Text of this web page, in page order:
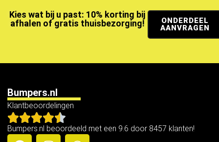
Kies wat bij u past: 10% korting bij
afhalen of gratis thuisbezorging!
ONDERDEEL
AANVRAGEN
Bumpers.nl
Klantbeoordelingen
Bumpers.nl beoordeeld met een 9.6 door 8457 klanten!